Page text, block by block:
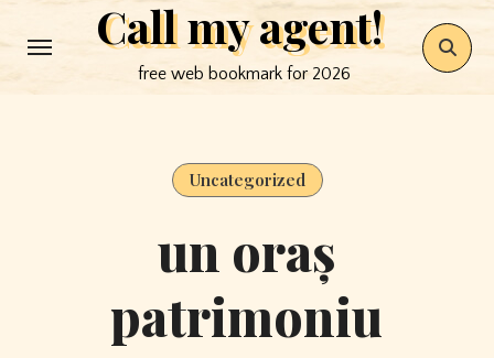
to
Call my agent!
free web bookmark for 2026
Uncategorized
un oraș
patrimoniu